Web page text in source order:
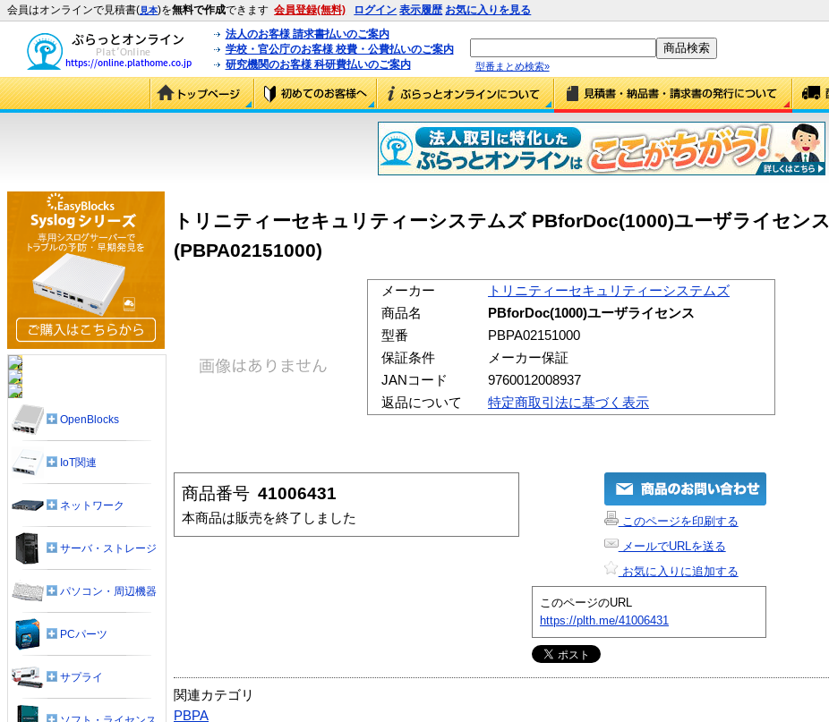
会員はオンラインで見積書(見本)を無料で作成できます 会員登録(無料) ログイン 表示履歴 お気に入りを見る
法人のお客様 請求書払いのご案内
学校・官公庁のお客様 校費・公費払いのご案内
研究機関のお客様 科研費払いのご案内
型番まとめ検索»
トリニティーセキュリティーシステムズ PBforDoc(1000)ユーザライセンス
(PBPA02151000)
メーカー
トリニティーセキュリティーシステムズ
商品名
PBforDoc(1000)ユーザライセンス
型番
PBPA02151000
保証条件
メーカー保証
JANコード
9760012008937
返品について
特定商取引法に基づく表示
商品番号 41006431
本商品は販売を終了しました
このページを印刷する
メールでURLを送る
お気に入りに追加する
このページのURL
https://plth.me/41006431
関連カテゴリ
PBPA
OpenBlocks
IoT関連
ネットワーク
サーバ・ストレージ
パソコン・周辺機器
PCパーツ
サプライ